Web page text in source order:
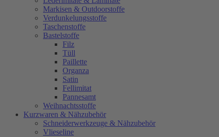
Markisen & Outdoorstoffe
Verdunkelungsstoffe
Taschenstoffe
Bastelstoffe
Filz
Tüll
Paillette
Organza
Satin
Fellimitat
Pannesamt
Weihnachtsstoffe
Kurzwaren & Nähzubehör
Schneiderwerkzeuge & Nähzubehör
Vlieseline